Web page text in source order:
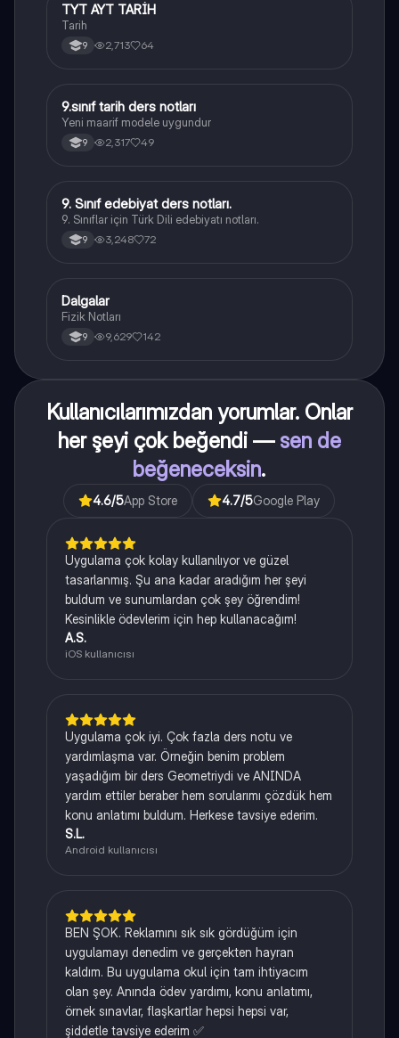
Tarih
TYT AYT TARİH
Tarih
9 2,713 64
Tarih
9.sınıf tarih ders notları
Yeni maarif modele uygundur
9 2,317 49
Türk Dili ve Edebiyatı
9. Sınıf edebiyat ders notları.
9. Sınıflar için Türk Dili edebiyatı notları.
9 3,248 72
Fizik
Dalgalar
Fizik Notları
9 9,629 142
Kullanıcılarımızdan yorumlar. Onlar
her şeyi çok beğendi — sen de
beğeneceksin.
4.6/5App Store 4.7/5Google Play
Uygulama çok kolay kullanılıyor ve güzel
tasarlanmış. Şu ana kadar aradığım her şeyi
buldum ve sunumlardan çok şey öğrendim!
Kesinlikle ödevlerim için hep kullanacağım!
A.S.
iOS kullanıcısı
Uygulama çok iyi. Çok fazla ders notu ve
yardımlaşma var. Örneğin benim problem
yaşadığım bir ders Geometriydi ve ANINDA
yardım ettiler beraber hem sorularımı çözdük hem
konu anlatımı buldum. Herkese tavsiye ederim.
S.L.
Android kullanıcısı
BEN ŞOK. Reklamını sık sık gördüğüm için
uygulamayı denedim ve gerçekten hayran
kaldım. Bu uygulama okul için tam ihtiyacım
olan şey. Anında ödev yardımı, konu anlatımı,
örnek sınavlar, flaşkartlar hepsi hepsi var,
şiddetle tavsiye ederim ✅